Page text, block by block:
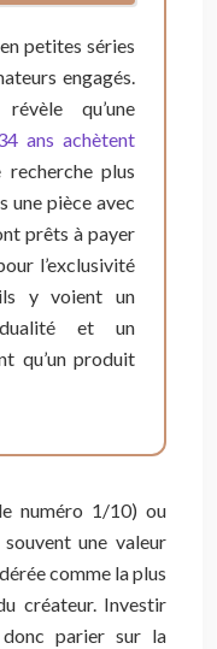
petites séries
engagés.
qu’une
ans achètent
recherche plus
une pièce avec
prêts à payer
l’exclusivité
y voient un
et un
qu’un produit
numéro 1/10) ou
souvent une valeur
comme la plus
créateur. Investir
donc parier sur la